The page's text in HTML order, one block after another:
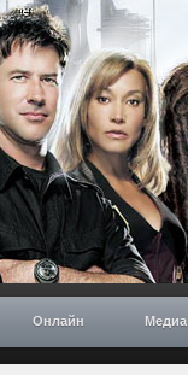
Онлайн Медиа